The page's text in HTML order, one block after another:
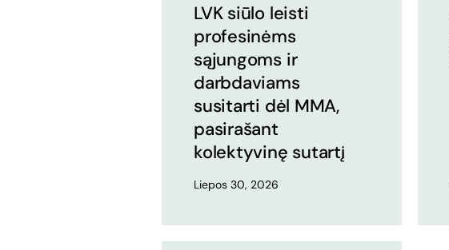
LVK siūlo leisti
profesinėms
sąjungoms ir
darbdaviams
susitarti dėl MMA,
pasirašant
kolektyvinę sutartį
Liepos 30, 2026